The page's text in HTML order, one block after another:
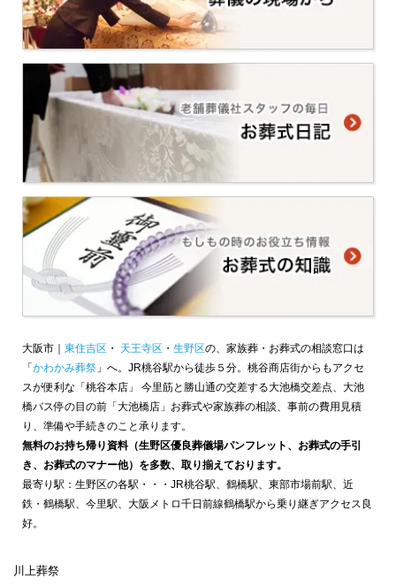
大阪市｜ 東住吉区 ・ 天王寺区 ・ 生野区の、家族葬・お葬式の相談窓口は
「かわかみ葬祭 」へ。JR桃谷駅から徒歩５分。桃谷商店街からもアクセ
スが便利な「桃谷本店」 今里筋と勝山通の交差する大池橋交差点、大池
橋バス停の目の前「大池橋店」お葬式や家族葬の相談、事前の費用見積
り、準備や手続きのこと承ります。
無料のお持ち帰り資料（生野区優良葬儀場パンフレット、お葬式の手引
き、お葬式のマナー他）を多数、取り揃えております。
最寄り駅：生野区の各駅・・・JR桃谷駅、鶴橋駅、東部市場前駅、近
鉄・鶴橋駅、今里駅、大阪メトロ千日前線鶴橋駅から乗り継ぎアクセス良
好。
川上葬祭